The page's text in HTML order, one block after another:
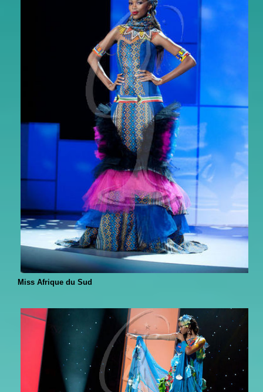
Miss Afrique du Sud